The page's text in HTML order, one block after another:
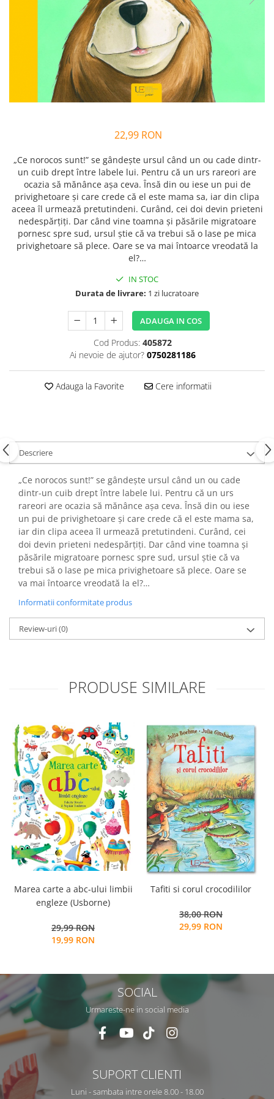
Alfabet si matematica
Jocuri de memorie si inteligenta
Seria Lectia de sanatate
Editura Galaxia Copiilor
Colectia PIXI
Pisicile Războinice
Colectia Pia Papadia
Marea carte
22,99 RON
„Ce norocos sunt!” se gândește ursul când un ou cade dintr-
un cuib drept între labele lui. Pentru că un urs rareori are
ocazia să mănânce așa ceva. Însă din ou iese un pui de
privighetoare și care crede că el este mama sa, iar din clipa
aceea îl urmează pretutindeni. Curând, cei doi devin prieteni
nedespărțiți. Dar când vine toamna și păsările migratoare
pornesc spre sud, ursul știe că va trebui să o lase pe mica
privighetoare să plece. Oare se va mai întoarce vreodată la
el?…
IN STOC
Durata de livrare: 1 zi lucratoare
ADAUGA IN COS
Cod Produs: 405872
Ai nevoie de ajutor? 0750281186
Adauga la Favorite Cere informatii
Descriere
„Ce norocos sunt!” se gândește ursul când un ou cade
dintr-un cuib drept între labele lui. Pentru că un urs
rareori are ocazia să mănânce așa ceva. Însă din ou iese
un pui de privighetoare și care crede că el este mama sa,
iar din clipa aceea îl urmează pretutindeni. Curând, cei
doi devin prieteni nedespărțiți. Dar când vine toamna și
păsările migratoare pornesc spre sud, ursul știe că va
trebui să o lase pe mica privighetoare să plece. Oare se
va mai întoarce vreodată la el?…
Informatii conformitate produs
Review-uri(0)
PRODUSE SIMILARE
Marea carte a abc-ului limbii
engleze (Usborne)
29,99 RON
19,99 RON
Tafiti si corul crocodililor
38,00 RON
29,99 RON
SOCIAL
Urmareste-ne in social media
SUPORT CLIENTI
Luni - sambata intre orele 8.00 - 18.00